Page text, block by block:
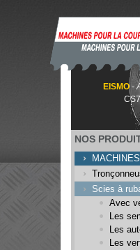
EISMO-
NOS
MACHINES
Scies à
Avec
Les
Les
Les